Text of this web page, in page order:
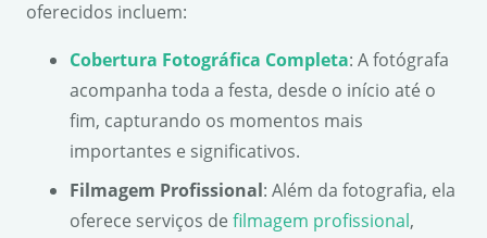
oferecidos incluem:
Cobertura Fotográfica Completa: A fotógrafa
acompanha toda a festa, desde o início até o
fim, capturando os momentos mais
importantes e significativos.
Filmagem Profissional: Além da fotografia, ela
oferece serviços de filmagem profissional,